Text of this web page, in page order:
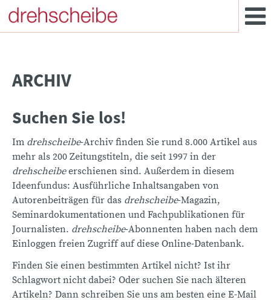
ARCHIV
Suchen Sie los!
Im drehscheibe-Archiv finden Sie rund 8.000 Artikel aus
mehr als 200 Zeitungstiteln, die seit 1997 in der
drehscheibeerschienen sind. Außerdem in diesem
Ideenfundus: Ausführliche Inhaltsangaben von
Autorenbeiträgen für das drehscheibe-Magazin,
Seminardokumentationen und Fachpublikationen für
Journalisten. drehscheibe-Abonnenten haben nach dem
Einloggen freien Zugriff auf diese Online-Datenbank.
Finden Sie einen bestimmten Artikel nicht? Ist ihr
Schlagwort nicht dabei? Oder suchen Sie nach älteren
Artikeln? Dann schreiben Sie uns am besten eine E-Mail